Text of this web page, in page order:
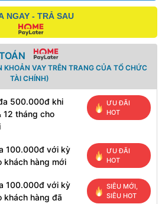
NGAY - TRẢ SAU
KHOẢN VAY TRÊN TRANG CỦA TỔ CHỨC
TÀI CHÍNH)
500.000đ khi
12 tháng cho
ƯU ĐÃI
HOT
100.000đ với kỳ
khách hàng mới
ƯU ĐÃI
HOT
100.000đ với kỳ
khách hàng đã
SIÊU MỚI,
SIÊU HOT